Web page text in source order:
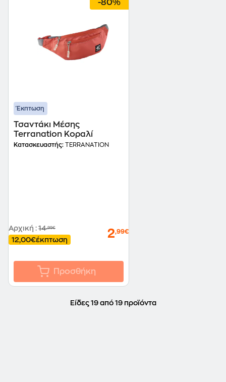
-80%
Έκπτωση
Τσαντάκι Μέσης
Terranation Κοραλί
Κατασκευαστής: TERRANATION
Αρχική : 14,99€
12,00€έκπτωση 2,99€
Προσθήκη
Είδες 19 από 19 προϊόντα